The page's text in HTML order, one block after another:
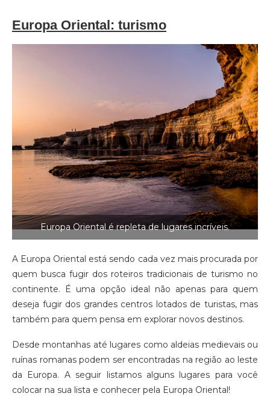
Europa Oriental: turismo
Europa Oriental é repleta de lugares incríveis.
A Europa Oriental está sendo cada vez mais procurada por
quem busca fugir dos roteiros tradicionais de turismo no
continente. É uma opção ideal não apenas para quem
deseja fugir dos grandes centros lotados de turistas, mas
também para quem pensa em explorar novos destinos.
Desde montanhas até lugares como aldeias medievais ou
ruínas romanas podem ser encontradas na região ao leste
da Europa. A seguir listamos alguns lugares para você
colocar na sua lista e conhecer pela Europa Oriental!